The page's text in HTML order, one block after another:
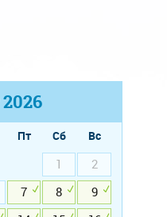
2026
Пт Сб
Вс
1
2
7 8
9